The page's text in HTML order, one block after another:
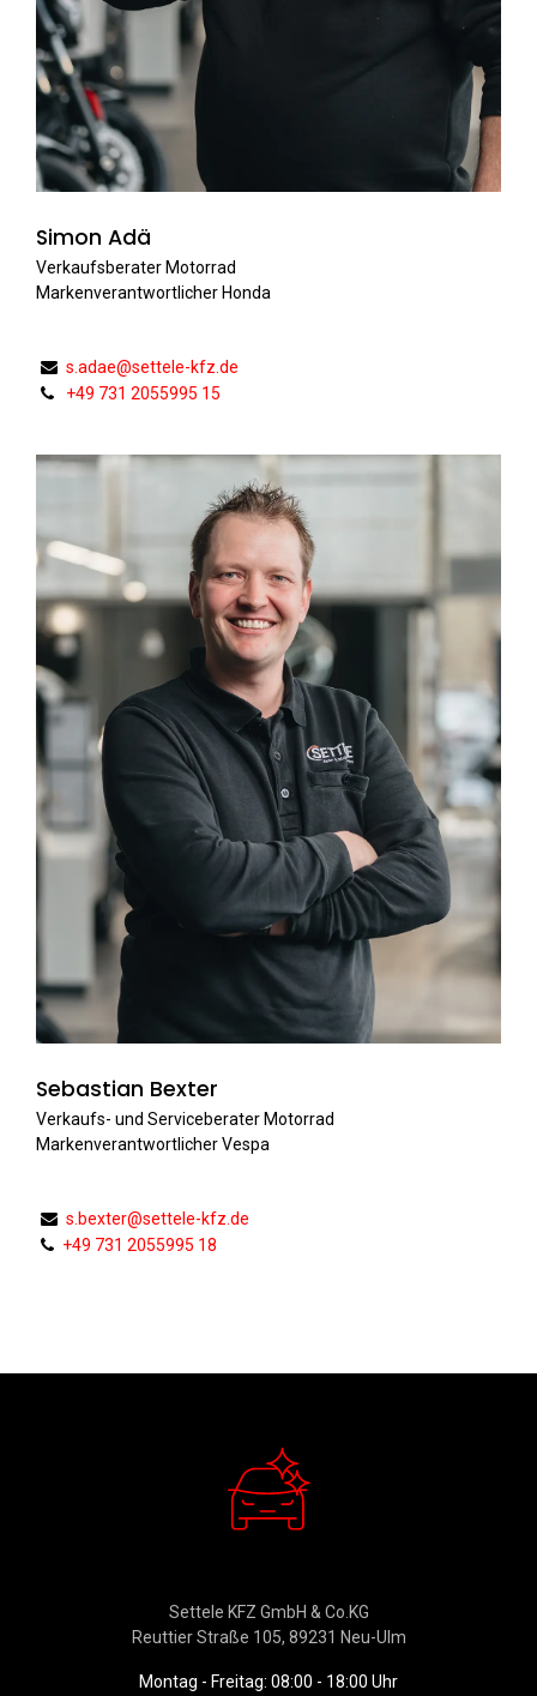
Simon Adä
Verkaufsberater Motorrad
Markenverantwortlicher Honda
s.adae@settele-kfz.de
+49 731 2055995 15
Sebastian Bexter
Verkaufs- und Serviceberater Motorrad
Markenverantwortlicher Vespa
s.bexter@settele-kfz.de
+49 731 2055995 18
Settele KFZ GmbH & Co.KG
Reuttier Straße 105, 89231 Neu-Ulm
Montag - Freitag: 08:00 - 18:00 Uhr